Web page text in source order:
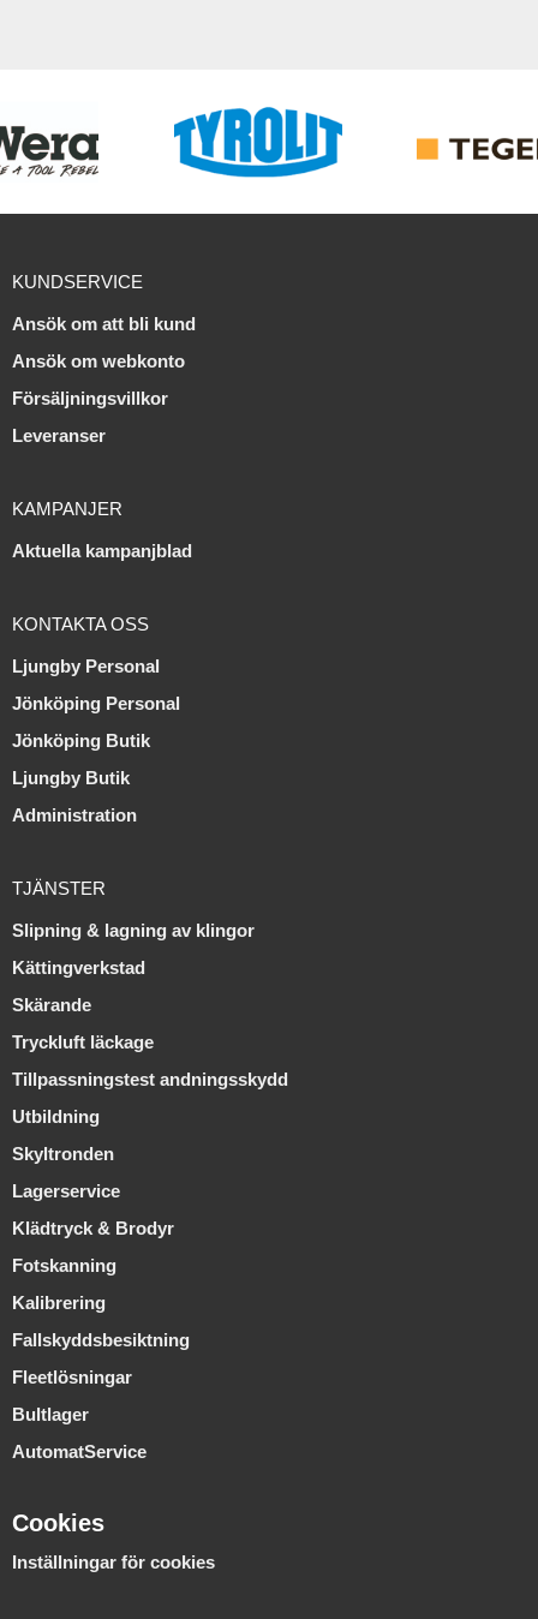
KUNDSERVICE
Ansök om att bli kund
Ansök om webkonto
Försäljningsvillkor
Leveranser
KAMPANJER
Aktuella kampanjblad
KONTAKTA OSS
Ljungby Personal
Jönköping Personal
Jönköping Butik
Ljungby Butik
Administration
TJÄNSTER
Slipning & lagning av klingor
Kättingverkstad
Skärande
Tryckluft läckage
Tillpassningstest andningsskydd
Utbildning
Skyltronden
Lagerservice
Klädtryck & Brodyr
Fotskanning
Kalibrering
Fallskyddsbesiktning
Fleetlösningar
Bultlager
AutomatService
Cookies
Inställningar för cookies